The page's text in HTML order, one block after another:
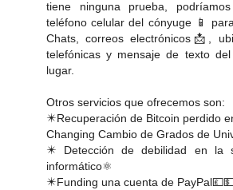
tiene ninguna prueba,
teléfono celular del cónyuge 📱
Chats, correos electrónicos📩,
telefónicas y mensaje de texto
lugar.
Otros servicios que ofrecemos son:
✴️Recuperación de Bitcoin perdido
Changing️ Cambio de Grados de
✴️ Detección de debilidad en la
informático⚛️
✴️Funding una cuenta de